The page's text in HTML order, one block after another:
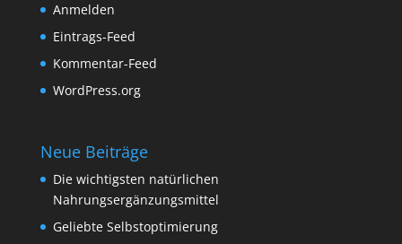
Anmelden
Eintrags-Feed
Kommentar-Feed
WordPress.org
Neue Beiträge
Die wichtigsten natürlichen
Nahrungsergänzungsmittel
Geliebte Selbstoptimierung